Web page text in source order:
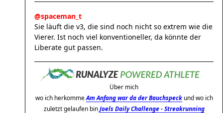
@spaceman_t
Sie läuft die v3, die sind noch nicht so extrem wie die
Vierer. Ist noch viel konventioneller, da könnte der
Liberate gut passen.
Über mich
wo ich herkomme Am Anfang war da der Bauchspeckund wo ich
zuletzt gelaufen binJoels Daily Challenge - Streakrunning